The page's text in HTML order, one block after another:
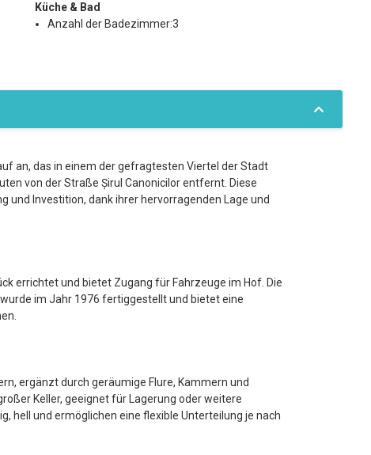
Küche & Bad
Anzahl der Badezimmer:3
an, das in einem der gefragtesten Viertel der Stadt
von der Straße Șirul Canonicilor entfernt. Diese
und Investition, dank ihrer hervorragenden Lage und
errichtet und bietet Zugang für Fahrzeuge im Hof. Die
im Jahr 1976 fertiggestellt und bietet eine
ergänzt durch geräumige Flure, Kammern und
Keller, geeignet für Lagerung oder weitere
hell und ermöglichen eine flexible Unterteilung je nach